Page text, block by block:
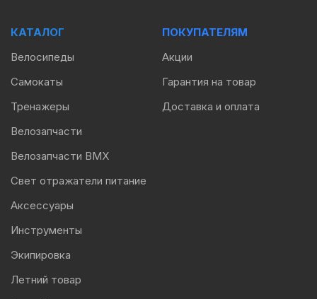
КАТАЛОГ
Велосипеды
Самокаты
Тренажеры
Велозапчасти
Велозапчасти BMX
Свет отражатели питание
Аксессуары
Инструменты
Экипировка
Летний товар
ПОКУПАТЕЛЯМ
Акции
Гарантия на товар
Доставка и оплата